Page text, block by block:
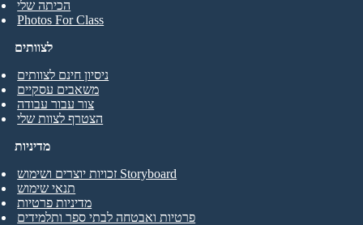
הכיתה שלי
Photos For Class
לצוותים
ניסיון חינם לצוותים
משאבים עסקיים
צור עבור עבודה
הצטרף לצוות שלי
מדיניות
זכויות יוצרים ושימוש Storyboard
תנאי שימוש
מדיניות פרטיות
פרטיות ואבטחה לבתי ספר ותלמידים